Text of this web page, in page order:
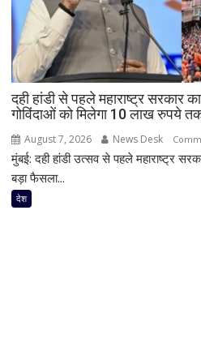
दही हांडी से पहले महाराष्ट्र सरकार
गोविंदाओं को मिलेगा 10 लाख रुपये
August 7, 2026 News Desk
मुंबई: दही हांडी उत्सव से पहले महाराष्ट्र
बड़ा फैसला...
देश